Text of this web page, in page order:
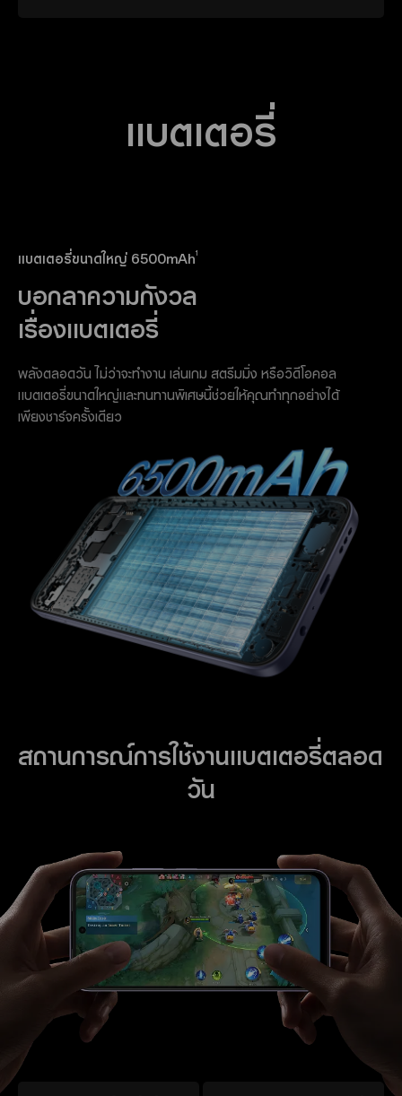
แบตเตอรี่
แบตเตอรี่ขนาดใหญ่ 6500mAh1
บอกลาความกังวล
เรื่องแบตเตอรี่
พลังตลอดวัน ไม่ว่าจะทำงาน เล่นเกม สตรีมมิ่ง หรือวิดีโอคอล
แบตเตอรี่ขนาดใหญ่และทนทานพิเศษนี้ช่วยให้คุณทำทุกอย่างได้
เพียงชาร์จครั้งเดียว
สถานการณ์การใช้งานแบตเตอรี่ตลอด
วัน